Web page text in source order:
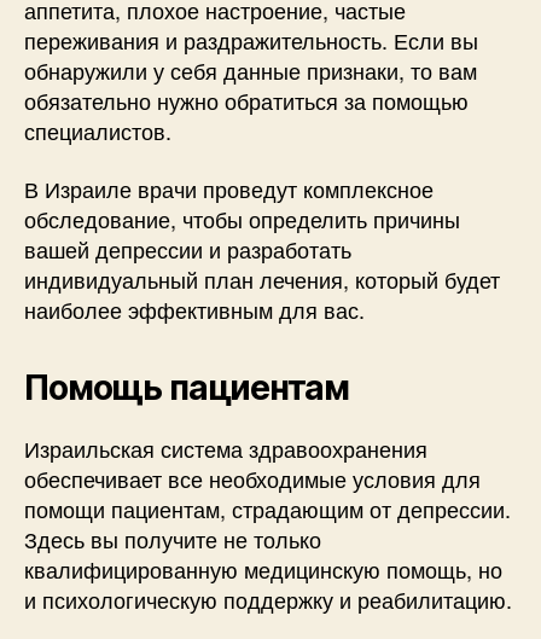
аппетита, плохое настроение, частые
переживания и раздражительность. Если вы
обнаружили у себя данные признаки, то вам
обязательно нужно обратиться за помощью
специалистов.
В Израиле врачи проведут комплексное
обследование, чтобы определить причины
вашей депрессии и разработать
индивидуальный план лечения, который будет
наиболее эффективным для вас.
Помощь пациентам
Израильская система здравоохранения
обеспечивает все необходимые условия для
помощи пациентам, страдающим от депрессии.
Здесь вы получите не только
квалифицированную медицинскую помощь, но
и психологическую поддержку и реабилитацию.